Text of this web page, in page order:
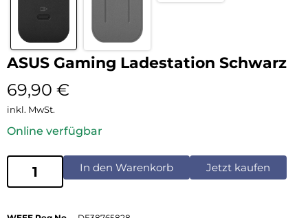
ASUS Gaming Ladestation Schwarz
69,90 €
inkl. MwSt.
Online verfügbar
In den Warenkorb Jetzt kaufen